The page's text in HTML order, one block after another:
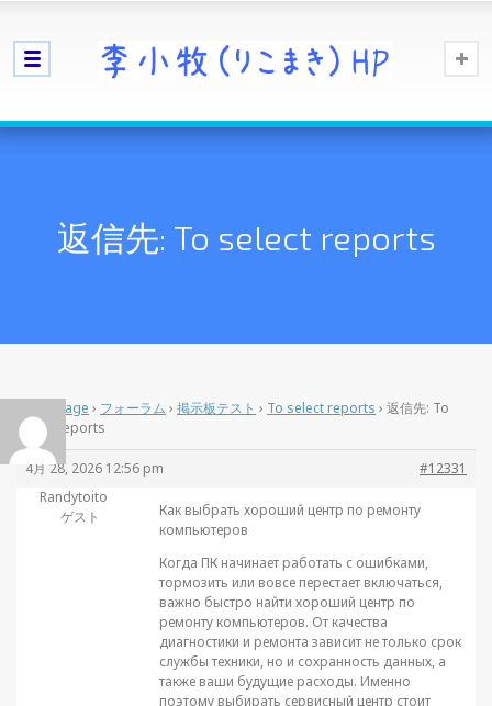
返信先: To select reports
Home Page › フォーラム › 掲示板テスト › To select reports › 返信先: To
select reports
4月 28, 2026 12:56 pm
#12331
Randytoito
ゲスト
Как выбрать хороший центр по ремонту
компьютеров
Когда ПК начинает работать с ошибками,
тормозить или вовсе перестает включаться,
важно быстро найти хороший центр по
ремонту компьютеров. От качества
диагностики и ремонта зависит не только срок
службы техники, но и сохранность данных, а
также ваши будущие расходы. Именно
поэтому выбирать сервисный центр стоит